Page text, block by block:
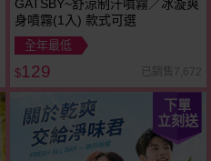
GATSBY~舒涼制汗噴霧／冰漩爽
身噴霧(1入) 款式可選
全年最低
$129 已銷售7,672
下單
立刻送